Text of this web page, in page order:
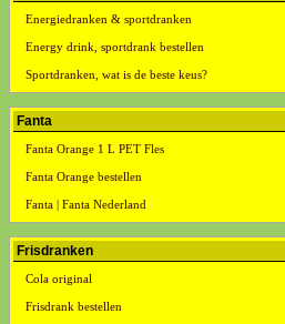
Energiedranken & sportdranken
Energy drink, sportdrank bestellen
Sportdranken, wat is de beste keus?
Fanta
Fanta Orange 1 L PET Fles
Fanta Orange bestellen
Fanta | Fanta Nederland
Frisdranken
Cola original
Frisdrank bestellen